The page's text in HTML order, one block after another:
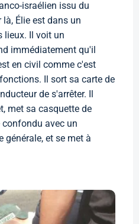
israélien issu du
Élie est dans un
lieux. Il voit un
immédiatement qu'il
en civil comme c'est
Il sort sa carte de
de s'arrêter. Il
met sa casquette de
confondu avec un
générale, et se met à